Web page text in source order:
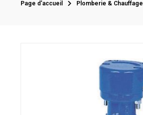
Page d'accueil Plomberie & Chauffage